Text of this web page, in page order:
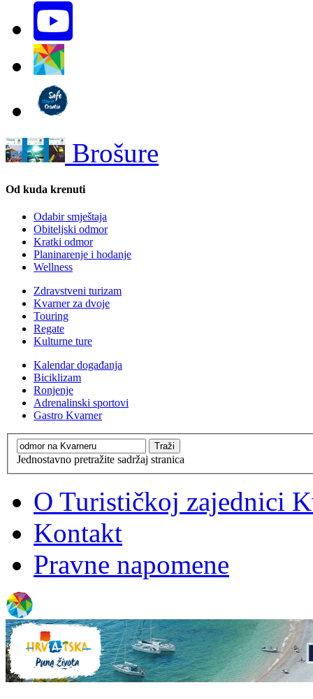
Brošure
Od kuda krenuti
Odabir smještaja
Obiteljski odmor
Kratki odmor
Planinarenje i hodanje
Wellness
Zdravstveni turizam
Kvarner za dvoje
Touring
Regate
Kulturne ture
Kalendar događanja
Biciklizam
Ronjenje
Adrenalinski sportovi
Gastro Kvarner
Jednostavno pretražite sadržaj stranica
O Turističkoj zajednici
Kontakt
Pravne napomene